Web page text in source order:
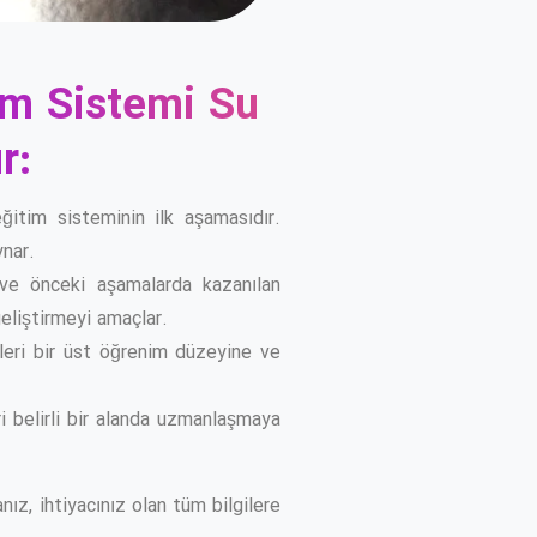
Sistemi Su
sisteminin ilk aşamasıdır.
önceki aşamalarda kazanılan
amaçlar.
bir üst öğrenim düzeyine ve
bir alanda uzmanlaşmaya
ihtiyacınız olan tüm bilgilere